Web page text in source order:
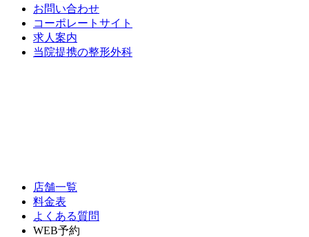
お問い合わせ
コーポレートサイト
求人案内
当院提携の整形外科
店舗一覧
料金表
よくある質問
WEB予約